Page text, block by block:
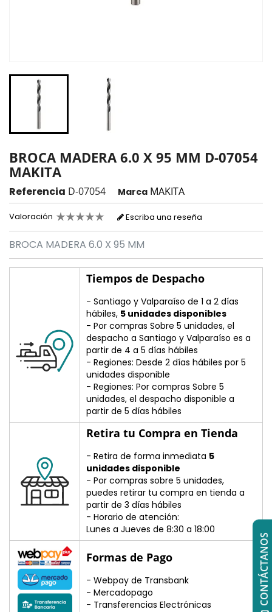
BROCA MADERA 6.0 X 95 MM D-07054
MAKITA
Referencia D-07054 Marca MAKITA
Valoración Escriba una reseña
BROCA MADERA 6.0 X 95 MM
Tiempos de Despacho
- Santiago y Valparaíso de 1 a 2 días
hábiles, 5 unidades disponibles
- Por compras Sobre 5 unidades, el
despacho a Santiago y Valparaíso es a
partir de 4 a 5 días hábiles
- Regiones: Desde 2 días hábiles por 5
unidades disponible
- Regiones: Por compras Sobre 5
unidades, el despacho disponible a
partir de 5 días hábiles
Retira tu Compra en Tienda
- Retira de forma inmediata 5
unidades disponible
- Por compras sobre 5 unidades,
puedes retirar tu compra en tienda a
partir de 3 días hábiles
- Horario de atención:
Lunes a Jueves de 8:30 a 18:00
Formas de Pago
- Webpay de Transbank
- Mercadopago
- Transferencias Electrónicas
CONTÁCTANOS